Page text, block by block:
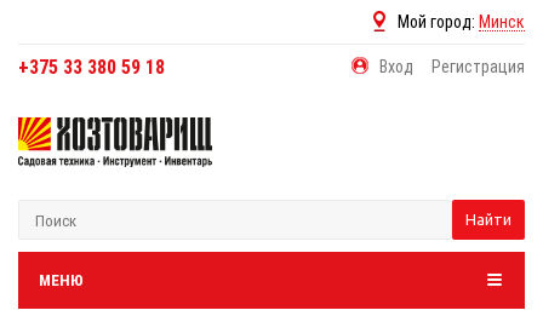
Мой город: Минск
+375 33 380 59 18 Вход Регистрация
Найти
МЕНЮ